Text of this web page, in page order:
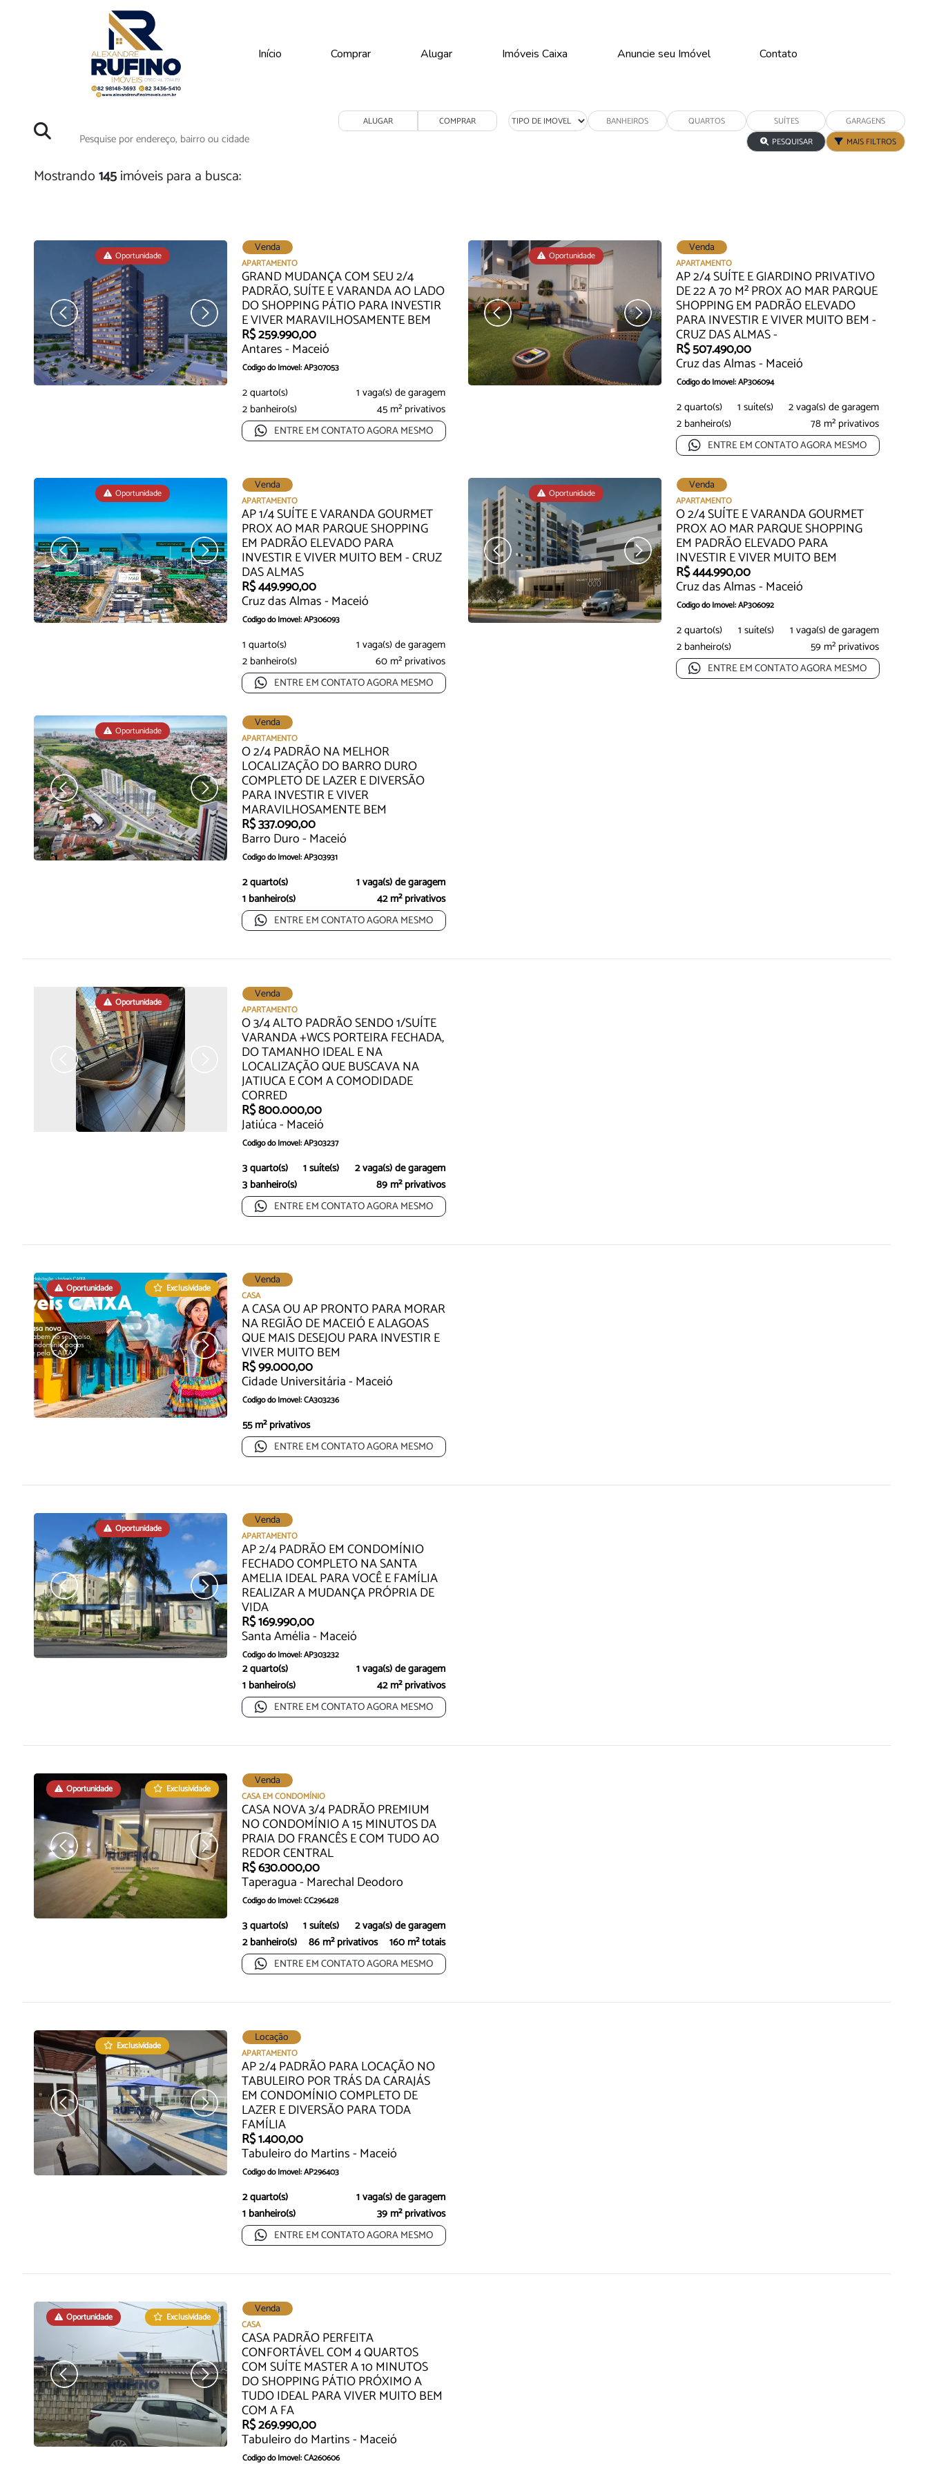
Início Comprar Alugar Imóveis Caixa Anuncie seu Imóvel Contato
ALUGAR
COMPRAR
PESQUISAR
MAIS FILTROS
Mostrando145imóveis para a busca:
Oportunidade Oportunidade Oportunidade
Venda
APARTAMENTO
GRAND MUDANÇA COM SEU 2/4
PADRÃO, SUÍTE E VARANDA AO LADO
DO SHOPPING PÁTIO PARA INVESTIR
E VIVER MARAVILHOSAMENTE BEM
R$ 259.990,00
Antares - Maceió
Código do Imóvel: AP307053
O lugar que você sempre sonhou, na região que mais se
valoriza...
2 quarto(s)
1 vaga(s) de garagem
2 banheiro(s)
45 m² privativos
ENTRE EM CONTATO AGORA MESMO
Oportunidade
Venda
APARTAMENTO
AP 2/4 SUÍTE E GIARDINO PRIVATIVO
DE 22 A 70 M² PROX AO MAR PARQUE
SHOPPING EM PADRÃO ELEVADO
PARA INVESTIR E VIVER MUITO BEM -
CRUZ DAS ALMAS -
R$ 507.490,00
Cruz das Almas - Maceió
Código do Imóvel: AP306094
Já Imaginou Viver em Um AP Com Quintal???
Localizado...
2 quarto(s) 1 suíte(s)
2 vaga(s) de garagem
2 banheiro(s)
78 m² privativos
ENTRE EM CONTATO AGORA MESMO
Oportunidade Oportunidade Oportunidade
Venda
APARTAMENTO
AP 1/4 SUÍTE E VARANDA GOURMET
PROX AO MAR PARQUE SHOPPING
EM PADRÃO ELEVADO PARA
INVESTIR E VIVER MUITO BEM - CRUZ
DAS ALMAS
R$ 449.990,00
Cruz das Almas - Maceió
Código do Imóvel: AP306093
O AP 1/4 Suíte e Varanda Gourmet Ideal Para Investir e
Viver M...
1 quarto(s)
1 vaga(s) de garagem
2 banheiro(s)
60 m² privativos
ENTRE EM CONTATO AGORA MESMO
Oportunidade
Venda
APARTAMENTO
O 2/4 SUÍTE E VARANDA GOURMET
PROX AO MAR PARQUE SHOPPING
EM PADRÃO ELEVADO PARA
INVESTIR E VIVER MUITO BEM
R$ 444.990,00
Cruz das Almas - Maceió
Código do Imóvel: AP306092
Localizado na parte baixa de Cruz das Almas, a poucos
minutos...
2 quarto(s) 1 suíte(s)
1 vaga(s) de garagem
2 banheiro(s)
59 m² privativos
ENTRE EM CONTATO AGORA MESMO
Oportunidade
Venda
APARTAMENTO
O 2/4 PADRÃO NA MELHOR
LOCALIZAÇÃO DO BARRO DURO
COMPLETO DE LAZER E DIVERSÃO
PARA INVESTIR E VIVER
MARAVILHOSAMENTE BEM
R$ 337.090,00
Barro Duro - Maceió
Código do Imóvel: AP303931
✨Seu novo começo está aqui no Reside...
2 quarto(s)
1 vaga(s) de garagem
1 banheiro(s)
42 m² privativos
ENTRE EM CONTATO AGORA MESMO
Oportunidade
Venda
APARTAMENTO
O 3/4 ALTO PADRÃO SENDO 1/SUÍTE
VARANDA +WCS PORTEIRA FECHADA,
DO TAMANHO IDEAL E NA
LOCALIZAÇÃO QUE BUSCAVA NA
JATIUCA E COM A COMODIDADE
CORRED
R$ 800.000,00
Jatiúca - Maceió
Código do Imóvel: AP303237
Seu novo capítulo começa aqui! Viva o conforto, a
praticidade...
3 quarto(s) 1 suíte(s)
2 vaga(s) de garagem
3 banheiro(s)
89 m² privativos
ENTRE EM CONTATO AGORA MESMO
Oportunidade Exclusividade Oportunidade
Venda
CASA
A CASA OU AP PRONTO PARA MORAR
NA REGIÃO DE MACEIÓ E ALAGOAS
QUE MAIS DESEJOU PARA INVESTIR E
VIVER MUITO BEM
R$ 99.000,00
Cidade Universitária - Maceió
Código do Imóvel: CA303236
A Casa ou AP Pronto Para Morar na Região de Maceió e
Alagoas Q...
55 m² privativos
ENTRE EM CONTATO AGORA MESMO
Oportunidade
Venda
APARTAMENTO
AP 2/4 PADRÃO EM CONDOMÍNIO
FECHADO COMPLETO NA SANTA
AMELIA IDEAL PARA VOCÊ E FAMÍLIA
REALIZAR A MUDANÇA PRÓPRIA DE
VIDA
R$ 169.990,00
Santa Amélia - Maceió
Código do Imóvel: AP303232
2 quarto(s)
1 vaga(s) de garagem
1 banheiro(s)
42 m² privativos
ENTRE EM CONTATO AGORA MESMO
Oportunidade Exclusividade Oportunidade
Venda
CASA EM CONDOMÍNIO
CASA NOVA 3/4 PADRÃO PREMIUM
NO CONDOMÍNIO A 15 MINUTOS DA
PRAIA DO FRANCÊS E COM TUDO AO
REDOR CENTRAL
R$ 630.000,00
Taperagua - Marechal Deodoro
Código do Imóvel: CC296428
A Casa Premium do Residencial Santa Cecilia Pode Ser Sua.
...
3 quarto(s) 1 suíte(s)
2 vaga(s) de garagem
2 banheiro(s)
86 m² privativos 160 m² totais
ENTRE EM CONTATO AGORA MESMO
Exclusividade
Locação
APARTAMENTO
AP 2/4 PADRÃO PARA LOCAÇÃO NO
TABULEIRO POR TRÁS DA CARAJÁS
EM CONDOMÍNIO COMPLETO DE
LAZER E DIVERSÃO PARA TODA
FAMÍLIA
R$ 1.400,00
Tabuleiro do Martins - Maceió
Código do Imóvel: AP296403
Oportunidade Exclusiva Para ALUGUEL:
Você e Sua Famili...
2 quarto(s)
1 vaga(s) de garagem
1 banheiro(s)
39 m² privativos
ENTRE EM CONTATO AGORA MESMO
Oportunidade Exclusividade Oportunidade
Venda
CASA
CASA PADRÃO PERFEITA
CONFORTÁVEL COM 4 QUARTOS
COM SUÍTE MASTER A 10 MINUTOS
DO SHOPPING PÁTIO PRÓXIMO A
TUDO IDEAL PARA VIVER MUITO BEM
COM A FA
R$ 269.990,00
Tabuleiro do Martins - Maceió
Código do Imóvel: CA260606